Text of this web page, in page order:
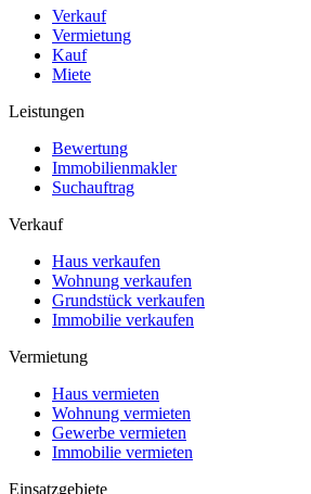
Verkauf
Vermietung
Kauf
Miete
Leistungen
Bewertung
Immobilienmakler
Suchauftrag
Verkauf
Haus verkaufen
Wohnung verkaufen
Grundstück verkaufen
Immobilie verkaufen
Vermietung
Haus vermieten
Wohnung vermieten
Gewerbe vermieten
Immobilie vermieten
Einsatzgebiete